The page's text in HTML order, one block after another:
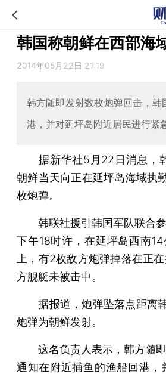
韩国称朝鲜在西部海
2014年05月22日 21:19
韩方随即发射数枚炮弹回击，
港，并对延坪岛附近居民进行紧
据新华社5月22日消息，韩
朝鲜当天向正在延坪岛海域执
枚炮弹。
韩联社援引韩国军队联合参
下午18时许，在延坪岛西南
上，有2枚敌方炮弹掉落在正
方舰艇未被击中。
据报道，炮弹坠落点距离韩
炮弹为朝鲜发射。
这名负责人表示，韩方随即
通知在附近捕鱼的渔船回港